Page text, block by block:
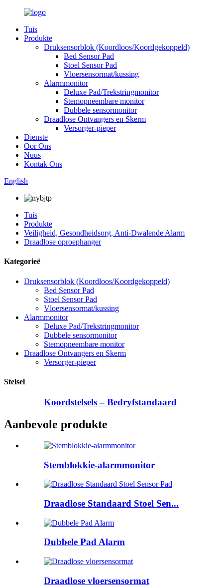
Tuis
Produkte
Druksensorblok (Koordloos/Koordgekoppeld)
Bed Sensor Pad
Stoel Sensor Pad
Vloersensormat/kussing
Alarmmonitor
Deluxe Pad/Trekstringmonitor
Stemopneembare monitor
Dubbele sensormonitor
Draadlose Ontvangers en Skerm
Versorger-pieper
Dienste
Oor Ons
Nuus
Kontak Ons
English
Tuis
Produkte
Veiligheid, Gesondheidsorg, Anti-Dwalende Alarm
Draadlose oproephanger
Kategorieë
Druksensorblok (Koordloos/Koordgekoppeld)
Bed Sensor Pad
Stoel Sensor Pad
Vloersensormat/kussing
Alarmmonitor
Deluxe Pad/Trekstringmonitor
Dubbele sensormonitor
Stemopneembare monitor
Draadlose Ontvangers en Skerm
Versorger-pieper
Stelsel
Koordstelsels – Bedryfstandaard
Aanbevole produkte
Stemblokkie-alarmmonitor
Draadlose Standaard Stoel Sen...
Dubbele Pad Alarm
Draadlose vloersensormat